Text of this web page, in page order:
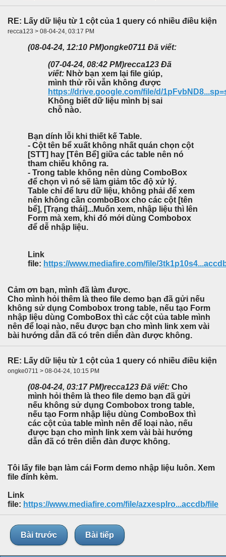
RE: Lấy dữ liệu từ 1 cột của 1 query có nhiều điều kiện
recca123 > 08-04-24, 03:17 PM
(08-04-24, 12:10 PM)ongke0711 Đã viết:
(07-04-24, 08:42 PM)recca123 Đã
viết: Nhờ bạn xem lại file giúp,
mình thử rồi vẫn không được
https://drive.google.com/file/d/
Không biết dữ liệu mình bị sai
chỗ nào.
Bạn dính lỗi khi thiết kế Table.
- Cột tên bể xuất không nhất quán chọn cột
[STT] hay [Tên Bể] giữa các table nên nó
tham chiếu không ra.
- Trong table không nên dùng ComboBox
để chọn vì nó sẽ làm giảm tốc độ xử lý.
Table chỉ để lưu dữ liệu, không phải để xem
nên không cần comboBox cho các cột [tên
bể], [Trạng thái]...Muốn xem, nhập liệu thì lên
Form mà xem, khi đó mới dùng Combobox
để dễ nhập liệu.
Link
file: https://www.mediafire.com/file/
Cảm ơn bạn, mình đã làm được.
Cho mình hỏi thêm là theo file demo bạn đã gửi nếu
không sử dụng Combobox trong table, nếu tạo Form
nhập liệu dùng ComboBox thì các cột của table mình
nên để loại nào, nếu được bạn cho mình link xem vài
bài hướng dẫn đã có trên diễn đàn được không.
RE: Lấy dữ liệu từ 1 cột của 1 query có nhiều điều kiện
ongke0711 > 08-04-24, 10:15 PM
(08-04-24, 03:17 PM)recca123 Đã viết: Cho
mình hỏi thêm là theo file demo bạn đã gửi
nếu không sử dụng Combobox trong table,
nếu tạo Form nhập liệu dùng ComboBox thì
các cột của table mình nên để loại nào, nếu
được bạn cho mình link xem vài bài hướng
dẫn đã có trên diễn đàn được không.
Tôi lấy file bạn làm cái Form demo nhập liệu luôn. Xem
file đính kèm.
Link
file: https://www.mediafire.com/file/azxesplro...accdb/file
Bài trước Bài tiếp